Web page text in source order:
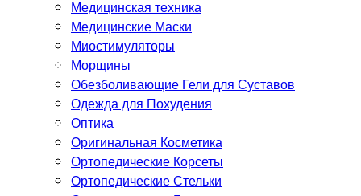
Медицинская техника
Медицинские Маски
Миостимуляторы
Морщины
Обезболивающие Гели для Суставов
Одежда для Похудения
Оптика
Оригинальная Косметика
Ортопедические Корсеты
Ортопедические Стельки